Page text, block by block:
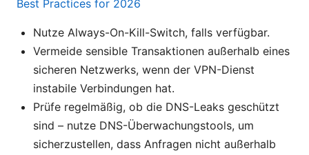
Best Practices for 2026
Nutze Always-On-Kill-Switch, falls verfügbar.
Vermeide sensible Transaktionen außerhalb eines
sicheren Netzwerks, wenn der VPN-Dienst
instabile Verbindungen hat.
Prüfe regelmäßig, ob die DNS-Leaks geschützt
sind – nutze DNS-Überwachungstools, um
sicherzustellen, dass Anfragen nicht außerhalb